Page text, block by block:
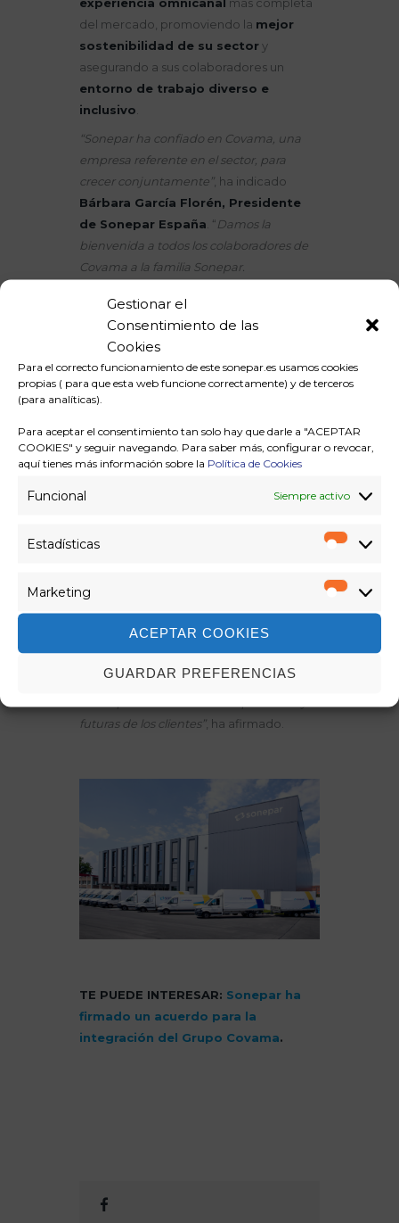
Gestionar el
Consentimiento de las
Cookies
Para el correcto funcionamiento de este sonepar.es usamos cookies
propias ( para que esta web funcione correctamente) y de terceros
(para analíticas).
Para aceptar el consentimiento tan solo hay que darle a "ACEPTAR
COOKIES" y seguir navegando. Para saber más, configurar o revocar,
aquí tienes más información sobre la Política de Cookies
Funcional Siempre activo
Estadísticas
Marketing
ACEPTAR COOKIES
GUARDAR PREFERENCIAS
experiencia omnicanal más completa
del mercado, promoviendo la mejor
sostenibilidad de su sectory
asegurando a sus colaboradores un
entorno de trabajo diverso e
inclusivo.
“Sonepar ha confiado en Covama, una
empresa referente en el sector, para
crecer conjuntamente”, ha indicado
Bárbara García Florén, Presidente
de Sonepar España. “Damos la
bienvenida a todos los colaboradores de
Covama a la familia Sonepar.
equipo dondedigitalización, logística,
servicio al cliente, especialización,
compliance y diversidad
que asegurarán nuestro crecimiento y
nuestro futuro en las próximas décadas
“Comienza una ilusionante etapa para
Covama y para todos sus equipos, a
quienes quiero dar las gracias por su
Director General de Covama
su solidez, recursos y capacidades,
combinados con la proximidad de
Covama a los clientes,nos ayudarán a
digitalizado, sostenible y especialista que
futuras de los clientes”, ha afirmado.
TE PUEDE INTERESAR: Sonepar ha
firmado un acuerdo para la
integración del Grupo Covama.